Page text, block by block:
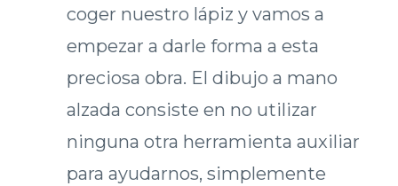
coger nuestro lápiz y vamos a
empezar a darle forma a esta
preciosa obra. El dibujo a mano
alzada consiste en no utilizar
ninguna otra herramienta auxiliar
para ayudarnos, simplemente